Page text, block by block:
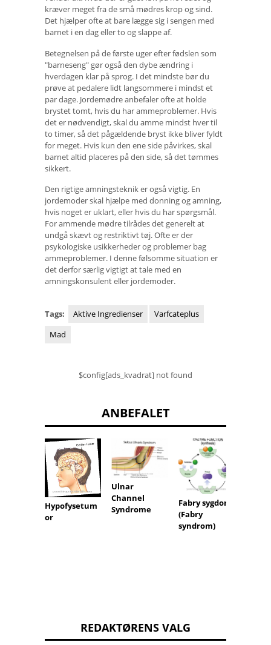
kræver meget fra de små mødres krop og sind.
Det hjælper ofte at bare lægge sig i sengen med
barnet i en dag eller to og slappe af.
Betegnelsen på de første uger efter fødslen som
"barneseng" gør også den dybe ændring i
hverdagen klar på sprog. I det mindste bør du
prøve at pedalere lidt langsommere i mindst et
par dage. Jordemødre anbefaler ofte at holde
brystet tomt, hvis du har ammeproblemer. Hvis
det er nødvendigt, skal du amme mindst hver til
to timer, så det pågældende bryst ikke bliver fyldt
for meget. Hvis kun den ene side påvirkes, skal
barnet altid placeres på den side, så det tømmes
sikkert.
Den rigtige amningsteknik er også vigtig. En
jordemoder skal hjælpe med donning og amning,
hvis noget er uklart, eller hvis du har spørgsmål.
For ammende mødre tilrådes det generelt at
undgå skævt og restriktivt tøj. Ofte er der
psykologiske usikkerheder og problemer bag
ammeproblemer. I denne følsomme situation er
det derfor særlig vigtigt at tale med en
amningskonsulent eller jordemoder.
Tags: Aktive Ingredienser
Varfcateplus
Mad
$config[ads_kvadrat] not found
ANBEFALET
Hypofysetum
or
Ulnar
Channel
Syndrome
Fabry sygdom
(Fabry
syndrom)
REDAKTØRENS VALG